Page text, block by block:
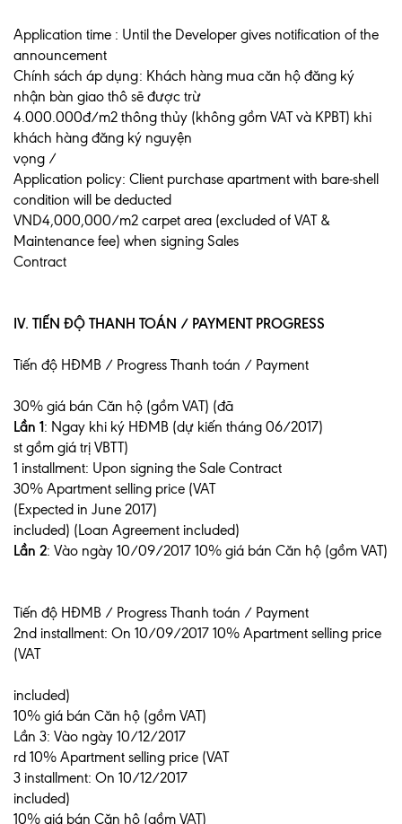
Application time : Until the Developer gives notification of the
announcement
Chính sách áp dụng: Khách hàng mua căn hộ đăng ký
nhận bàn giao thô sẽ được trừ
4.000.000đ/m2 thông thủy (không gồm VAT và KPBT) khi
khách hàng đăng ký nguyện
vọng /
Application policy: Client purchase apartment with bare-shell
condition will be deducted
VND4,000,000/m2 carpet area (excluded of VAT &
Maintenance fee) when signing Sales
Contract
IV. TIẾN ĐỘ THANH TOÁN / PAYMENT PROGRESS
Tiến độ HĐMB / Progress Thanh toán / Payment
30% giá bán Căn hộ (gồm VAT) (đã
Lần 1: Ngay khi ký HĐMB (dự kiến tháng 06/2017)
st gồm giá trị VBTT)
1 installment: Upon signing the Sale Contract
30% Apartment selling price (VAT
(Expected in June 2017)
included) (Loan Agreement included)
Lần 2: Vào ngày 10/09/2017 10% giá bán Căn hộ (gồm VAT)
Tiến độ HĐMB / Progress Thanh toán / Payment
2nd installment: On 10/09/2017 10% Apartment selling price
(VAT
included)
10% giá bán Căn hộ (gồm VAT)
Lần 3: Vào ngày 10/12/2017
rd 10% Apartment selling price (VAT
3 installment: On 10/12/2017
included)
10% giá bán Căn hộ (gồm VAT)